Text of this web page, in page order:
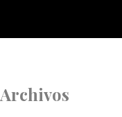
Archivos